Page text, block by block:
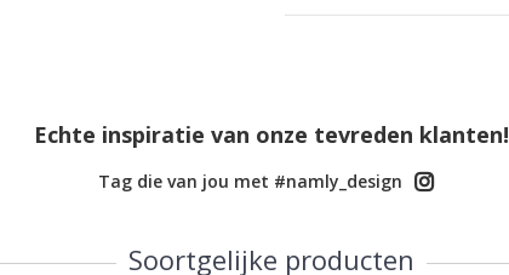
Echte inspiratie van onze tevreden klanten!
Tag die van jou met #namly_design
Soortgelijke producten